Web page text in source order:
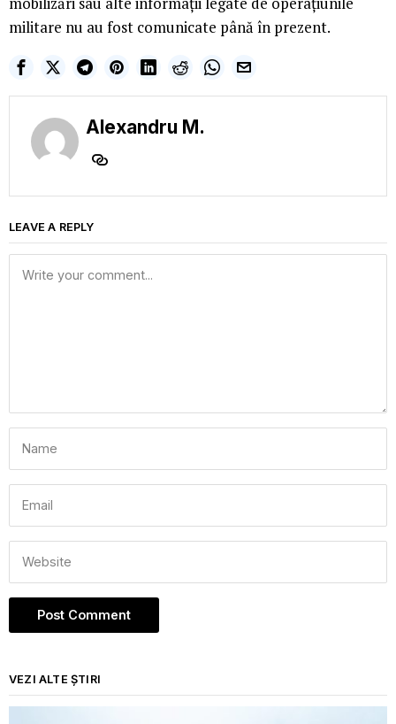
militare nu au fost comunicate până în prezent.
Alexandru M.
LEAVE A REPLY
VEZI ALTE ȘTIRI